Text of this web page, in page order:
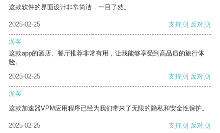
这款软件的界面设计非常简洁，一目了然。
2025-02-25 支持[0] 反对[0]
游客
这款app的酒店、餐厅推荐非常有用，让我能够享受到高品质的旅行体
验。
2025-02-25
支持[0] 反对[0]
游客
这款加速器VPM应用程序已经为我们带来了无限的隐私和安全性保护。
2025-02-25 支持[0] 反对[0]